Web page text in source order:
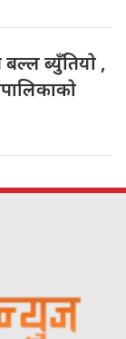
बल्ल ब्युँतियाे ,